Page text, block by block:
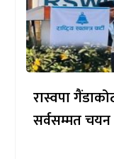
रास्वपा
सर्वसम्मत चयन